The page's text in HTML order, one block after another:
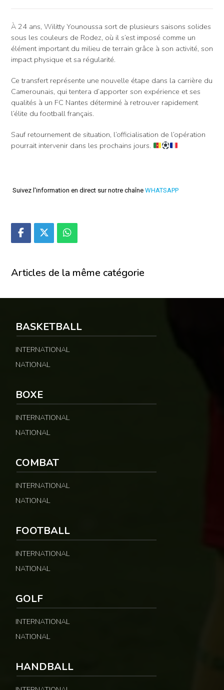
À 24 ans, Wilitty Younoussa sort de plusieurs saisons solides
sous les couleurs de Rodez, où il s’est imposé comme un
élément important du milieu de terrain grâce à son activité, son
impact physique et sa régularité.
Ce transfert représente une nouvelle étape dans la carrière du
Camerounais, qui tentera d’apporter son expérience et ses
qualités à un FC Nantes déterminé à retrouver rapidement
l’élite du football français.
Sauf retournement de situation, l’officialisation de l’opération
pourrait intervenir dans les prochains jours.
Suivez l'information en direct sur notre chaîne WHATSAPP
Articles de la même catégorie
BASKETBALL
INTERNATIONAL
NATIONAL
BOXE
INTERNATIONAL
NATIONAL
COMBAT
INTERNATIONAL
NATIONAL
FOOTBALL
INTERNATIONAL
NATIONAL
GOLF
INTERNATIONAL
NATIONAL
HANDBALL